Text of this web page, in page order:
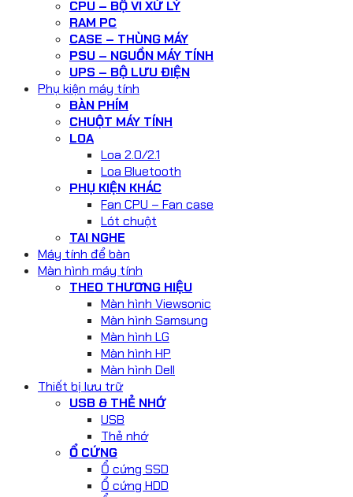
CPU – BỘ VI XỬ LÝ
RAM PC
CASE – THÙNG MÁY
PSU – NGUỒN MÁY TÍNH
UPS – BỘ LƯU ĐIỆN
Phụ kiện máy tính
BÀN PHÍM
CHUỘT MÁY TÍNH
LOA
Loa 2.0/2.1
Loa Bluetooth
PHỤ KIỆN KHÁC
Fan CPU – Fan case
Lót chuột
TAI NGHE
Máy tính để bàn
Màn hình máy tính
THEO THƯƠNG HIỆU
Màn hình Viewsonic
Màn hình Samsung
Màn hình LG
Màn hình HP
Màn hình Dell
Thiết bị lưu trữ
USB & THẺ NHỚ
USB
Thẻ nhớ
Ổ CỨNG
Ổ cứng SSD
Ổ cứng HDD